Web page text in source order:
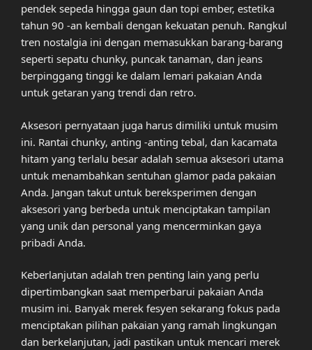
pendek sepeda hingga gaun dan topi ember, estetika
tahun 90 -an kembali dengan kekuatan penuh. Rangkul
tren nostalgia ini dengan memasukkan barang-barang
seperti sepatu chunky, puncak tanaman, dan jeans
berpinggang tinggi ke dalam lemari pakaian Anda
untuk getaran yang trendi dan retro.
Aksesori pernyataan juga harus dimiliki untuk musim
ini. Rantai chunky, anting -anting tebal, dan kacamata
hitam yang terlalu besar adalah semua aksesori utama
untuk menambahkan sentuhan glamor pada pakaian
Anda. Jangan takut untuk bereksperimen dengan
aksesori yang berbeda untuk menciptakan tampilan
yang unik dan personal yang mencerminkan gaya
pribadi Anda.
Keberlanjutan adalah tren penting lain yang perlu
dipertimbangkan saat memperbarui pakaian Anda
musim ini. Banyak merek fesyen sekarang fokus pada
menciptakan pilihan pakaian yang ramah lingkungan
dan berkelanjutan, jadi pastikan untuk mencari merek